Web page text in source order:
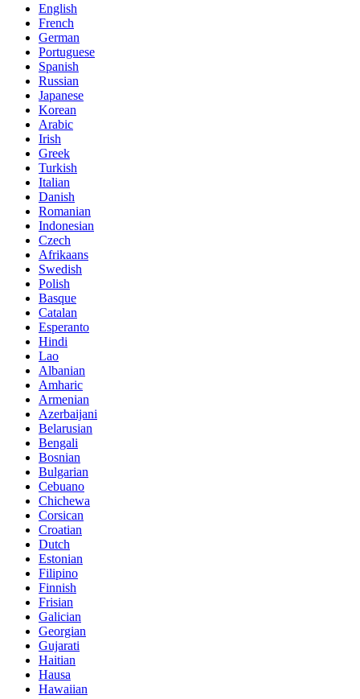
English
French
German
Portuguese
Spanish
Russian
Japanese
Korean
Arabic
Irish
Greek
Turkish
Italian
Danish
Romanian
Indonesian
Czech
Afrikaans
Swedish
Polish
Basque
Catalan
Esperanto
Hindi
Lao
Albanian
Amharic
Armenian
Azerbaijani
Belarusian
Bengali
Bosnian
Bulgarian
Cebuano
Chichewa
Corsican
Croatian
Dutch
Estonian
Filipino
Finnish
Frisian
Galician
Georgian
Gujarati
Haitian
Hausa
Hawaiian